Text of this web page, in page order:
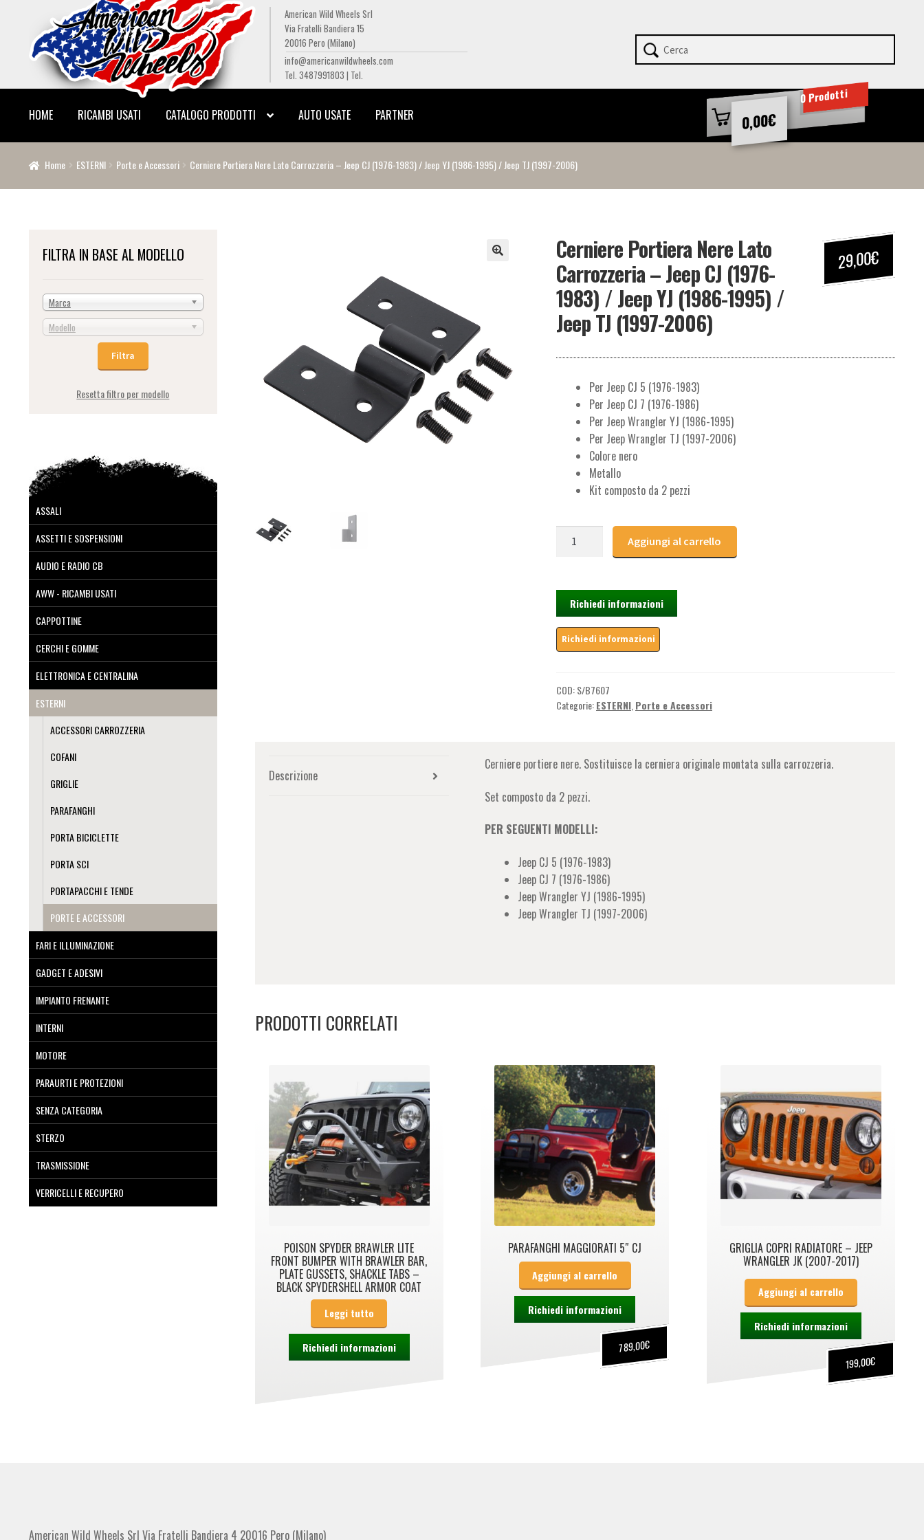
Vai
alla
navigazione
Vai
al
contenuto
HOME RICAMBI USATI CATALOGO PRODOTTI AUTO USATE PARTNER 0,00€
0 Prodotti
Home ESTERNI Porte e Accessori Cerniere Portiera Nere Lato Carrozzeria – Jeep CJ (1976-1983) / Jeep YJ (1986-1995) / Jeep TJ (1997-2006)
American Wild Wheels Srl
Via Fratelli Bandiera 15
20016 Pero (Milano)
info@americanwildwheels.com
Tel. 3487991803 | Tel.
Cerniere Portiera Nere Lato
Carrozzeria – Jeep CJ (1976-
1983) / Jeep YJ (1986-1995) /
Jeep TJ (1997-2006)
29,00€
Per Jeep CJ 5 (1976-1983)
Per Jeep CJ 7 (1976-1986)
Per Jeep Wrangler YJ (1986-1995)
Per Jeep Wrangler TJ (1997-2006)
Colore nero
Metallo
Kit composto da 2 pezzi
Cerniere
Portiera
Carrozzeria
-
Jeep
CJ
1983)
/
1995)
Jeep
TJ
2006)
quantità
Aggiungi al carrello
Richiedi informazioni
COD:S/B7607
Categorie:ESTERNI,Porte e Accessori
Descrizione
Cerniere portiere nere. Sostituisce la cerniera originale montata sulla carrozzeria.
Set composto da 2 pezzi.
PER SEGUENTI MODELLI:
Jeep CJ 5 (1976-1983)
Jeep CJ 7 (1976-1986)
Jeep Wrangler YJ (1986-1995)
Jeep Wrangler TJ (1997-2006)
PRODOTTI CORRELATI
POISON SPYDER BRAWLER LITE
FRONT BUMPER WITH BRAWLER BAR,
PLATE GUSSETS, SHACKLE TABS –
BLACK SPYDERSHELL ARMOR COAT
Leggi tutto
Richiedi informazioni
PARAFANGHI MAGGIORATI 5″ CJ
789,00€
Aggiungi al carrello
Richiedi informazioni
GRIGLIA COPRI RADIATORE – JEEP
WRANGLER JK (2007-2017)
199,00€
Aggiungi al carrello
Richiedi informazioni
FILTRA IN BASE AL MODELLO
Marca
Modello
Resetta filtro per modello
ASSALI
ASSETTI E SOSPENSIONI
AUDIO E RADIO CB
AWW - RICAMBI USATI
CAPPOTTINE
CERCHI E GOMME
ELETTRONICA E CENTRALINA
ESTERNI
ACCESSORI CARROZZERIA
COFANI
GRIGLIE
PARAFANGHI
PORTA BICICLETTE
PORTA SCI
PORTAPACCHI E TENDE
PORTE E ACCESSORI
FARI E ILLUMINAZIONE
GADGET E ADESIVI
IMPIANTO FRENANTE
INTERNI
MOTORE
PARAURTI E PROTEZIONI
SENZA CATEGORIA
STERZO
TRASMISSIONE
VERRICELLI E RECUPERO
American Wild Wheels Srl Via Fratelli Bandiera 4 20016 Pero (Milano)